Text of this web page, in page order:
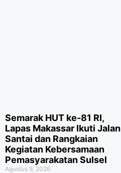
Semarak HUT ke-81 RI,
Lapas Makassar Ikuti Jalan
Santai dan Rangkaian
Kegiatan Kebersamaan
Pemasyarakatan Sulsel
Agustus 9, 2026